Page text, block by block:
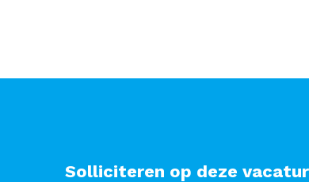
Solliciteren op deze